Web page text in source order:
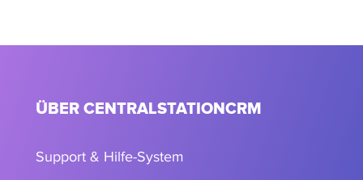
ÜBER CENTRALSTATIONCRM
Support & Hilfe-System